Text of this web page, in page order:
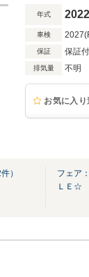
年式 2022
車検
保証 保証付
排気量 不明
お気に入り
件）
フェア
ＬＥ☆